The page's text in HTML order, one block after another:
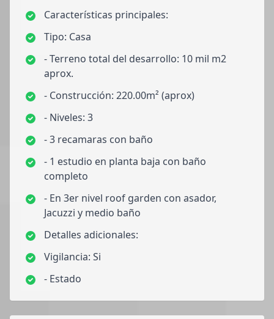
Características principales:
Tipo: Casa
- Terreno total del desarrollo: 10 mil m2
aprox.
- Construcción: 220.00m² (aprox)
- Niveles: 3
- 3 recamaras con baño
- 1 estudio en planta baja con baño
completo
- En 3er nivel roof garden con asador,
Jacuzzi y medio baño
Detalles adicionales:
Vigilancia: Si
- Estado